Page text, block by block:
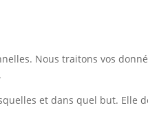
Nous traitons vos
et dans quel but. Elle